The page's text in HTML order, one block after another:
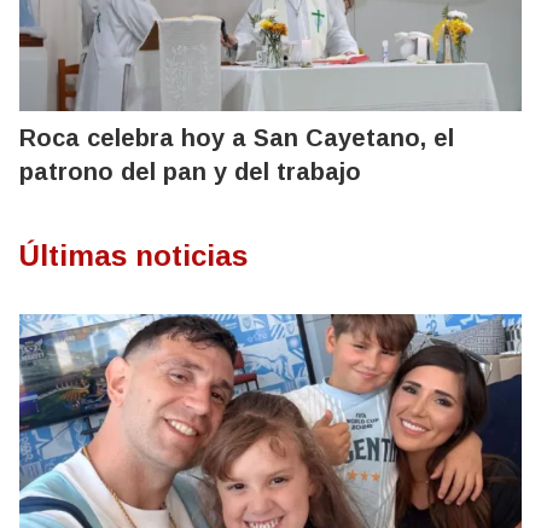
Roca celebra hoy a San Cayetano, el
patrono del pan y del trabajo
Últimas noticias